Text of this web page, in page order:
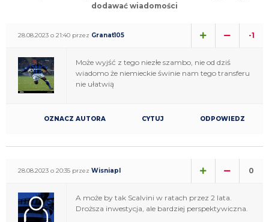
dodawać wiadomości
28.08.2023 o 21:40 przez Granat105 -1
Może wyjść z tego niezłe szambo, nie od dziś
wiadomo że niemieckie świnie nam tego transferu
nie ułatwią
OZNACZ AUTORA CYTUJ ODPOWIEDZ
28.08.2023 o 20:35 przez Wisniapl 0
A może by tak Scalvini w ratach przez 2 lata.
Droższa inwestycja, ale bardziej perspektywiczna.